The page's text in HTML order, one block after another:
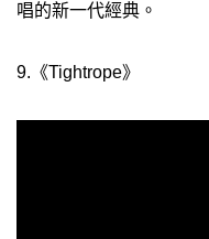
唱的新一代經典。
9.《Tightrope》